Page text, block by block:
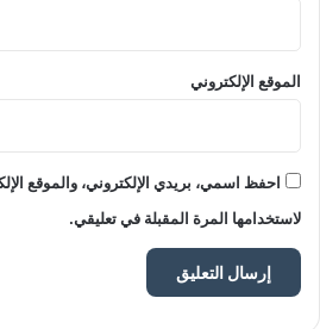
الموقع الإلكتروني
احفظ اسمي، بريدي الإلكتروني، والموقع
لاستخدامها المرة المقبلة في تعليقي.